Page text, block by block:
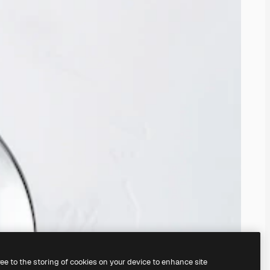
gerador de imagens com IA.
to the storing of cookies on your device to enhance site